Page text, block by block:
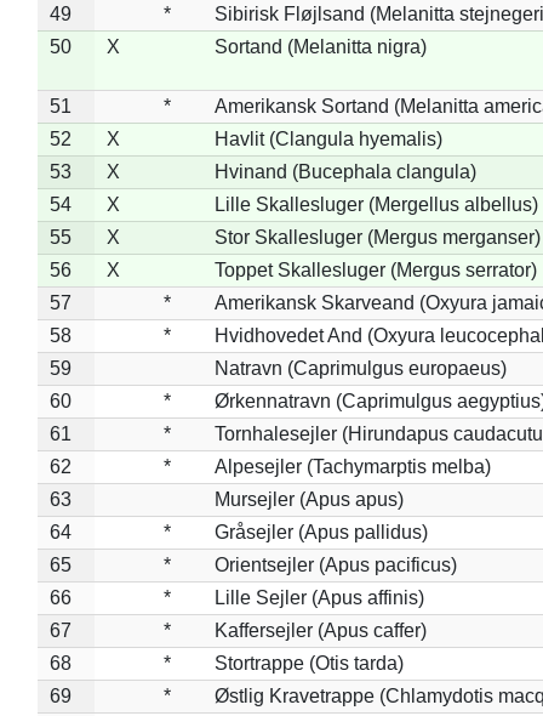
49
*
Sibirisk Fløjlsand (Melanitta
50
X Sortand (Melanitta nigra)
51 *
Amerikansk Sortand (Melanitta
52
X
Havlit (Clangula hyemalis)
53
X
Hvinand (Bucephala clangula)
54
X
Lille Skallesluger (Mergellus albellus)
55
X
Stor Skallesluger (Mergus merganser)
56
X
Toppet Skallesluger (Mergus serrator)
57
*
Amerikansk Skarveand (Oxyura
58
*
Hvidhovedet And (Oxyura
59
Natravn (Caprimulgus europaeus)
60
*
Ørkennatravn (Caprimulgus
61
*
Tornhalesejler (Hirundapus
62
*
Alpesejler (Tachymarptis melba)
63
Mursejler (Apus apus)
64
*
Gråsejler (Apus pallidus)
65
*
Orientsejler (Apus pacificus)
66
*
Lille Sejler (Apus affinis)
67
*
Kaffersejler (Apus caffer)
68
*
Stortrappe (Otis tarda)
69
*
Østlig Kravetrappe (Chlamydotis